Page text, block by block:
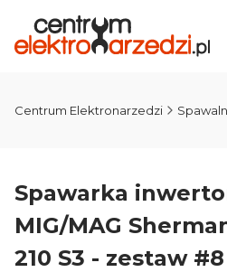
Centrum Elektronarzedzi
Spawarka
MIG/MAG
210 S3 - zestaw #8